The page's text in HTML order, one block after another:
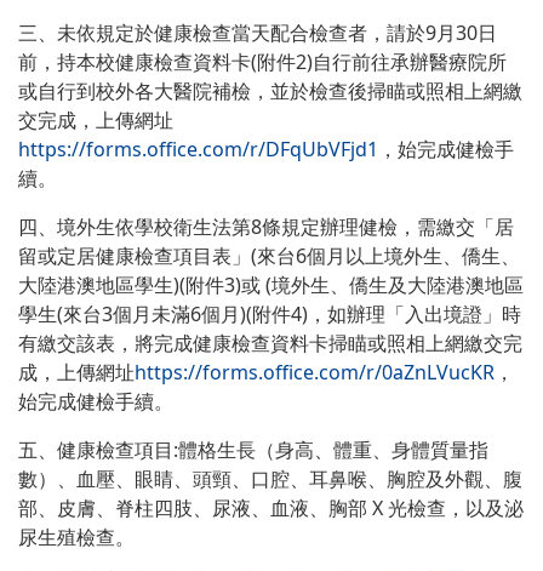
三、未依規定於健康檢查當天配合檢查者，請於9月30日
前，持本校健康檢查資料卡(附件2)自行前往承辦醫療院所
或自行到校外各大醫院補檢，並於檢查後掃瞄或照相上網繳
交完成，上傳網址
https://forms.office.com/r/DFqUbVFjd1 ，始完成健檢手
續。
四、境外生依學校衛生法第8條規定辦理健檢，需繳交「居
留或定居健康檢查項目表」(來台6個月以上境外生、僑生、
大陸港澳地區學生)(附件3)或 (境外生、僑生及大陸港澳地區
學生(來台3個月未滿6個月)(附件4)，如辦理「入出境證」時
有繳交該表，將完成健康檢查資料卡掃瞄或照相上網繳交完
成，上傳網址https://forms.office.com/r/0aZnLVucKR ，
始完成健檢手續。
五、健康檢查項目:體格生長（身高、體重、身體質量指
數）、血壓、眼睛、頭頸、口腔、耳鼻喉、胸腔及外觀、腹
部、皮膚、脊柱四肢、尿液、血液、胸部 X 光檢查，以及泌
尿生殖檢查。